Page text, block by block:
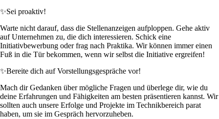
✨Sei proaktiv!
Warte nicht darauf, dass die Stellenanzeigen aufploppen. Gehe aktiv
auf Unternehmen zu, die dich interessieren. Schick eine
Initiativbewerbung oder frag nach Praktika. Wir können immer einen
Fuß in die Tür bekommen, wenn wir selbst die Initiative ergreifen!
✨Bereite dich auf Vorstellungsgespräche vor!
Mach dir Gedanken über mögliche Fragen und überlege dir, wie du
deine Erfahrungen und Fähigkeiten am besten präsentieren kannst. Wir
sollten auch unsere Erfolge und Projekte im Technikbereich parat
haben, um sie im Gespräch hervorzuheben.